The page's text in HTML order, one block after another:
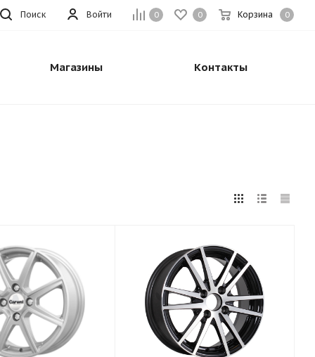
0 0 Корзина 0
Войти
Поиск
Магазины Контакты